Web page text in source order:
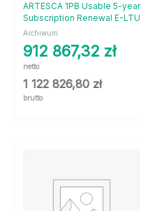
ARTESCA 1PB Usable 5-year
Subscription Renewal E-LTU
Archiwum
912 867,32 zł
netto
1 122 826,80 zł
brutto